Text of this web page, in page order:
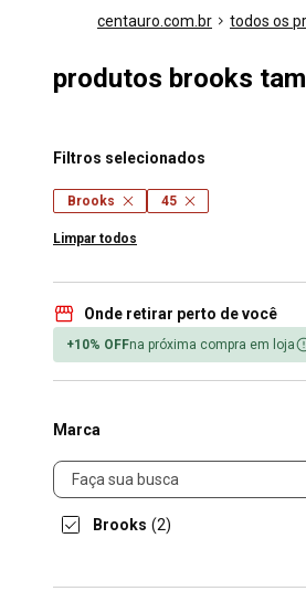
centauro.com.br todos os
produtos brooks
Filtros selecionados
Brooks 45
Limpar todos
Onde retirar perto de você
+10% OFFna próxima compra em loja
Marca
Marca
Brooks (2)